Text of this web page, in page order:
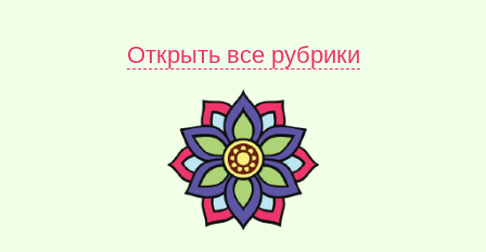
Открыть все рубрики